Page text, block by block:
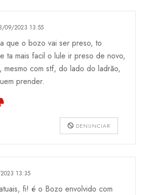
09/2023 13:55
que o bozo vai ser preso, to
ta mais facil o lule ir preso de novo,
mesmo com stf, do lado do ladrão,
prender.
DENUNCIAR
13:35
fi! é o Bozo envolvido com